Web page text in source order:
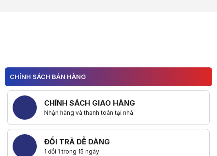
CHÍNH SÁCH BÁN HÀNG
CHÍNH SÁCH GIAO HÀNG
Nhận hàng và thanh toán tại nhà
ĐỔI TRẢ DỄ DÀNG
1 đổi 1 trong 15 ngày